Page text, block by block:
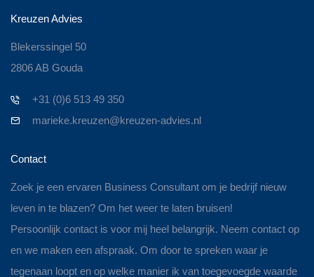
Kreuzen Advies
Blekerssingel 50
2806 AB Gouda
+31 (0)6 513 49 350
marieke.kreuzen@kreuzen-advies.nl
Contact
Zoek je een ervaren Business Consultant om je bedrijf nieuw
leven in te blazen? Om het weer te laten bruisen!
Persoonlijk contact is voor mij heel belangrijk. Neem contact op
en we maken een afspraak. Om door te spreken waar je
tegenaan loopt en op welke manier ik van toegevoegde waarde